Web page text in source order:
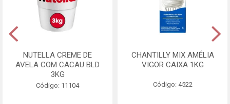
NUTELLA CREME DE
AVELA COM CACAU BLD
3KG
Código: 11104
CHANTILLY MIX AMÉLIA
VIGOR CAIXA 1KG
Código: 4522